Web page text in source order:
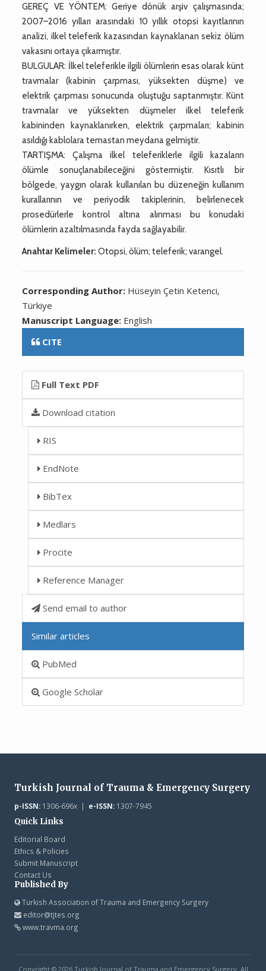
GEREÇ VE YÖNTEM: Geriye dönük arşiv çalışmasında;
2007–2016 yılları arasındaki 10 yıllık otopsi kayıtlarının
analizi, ilkel teleferik kazasından kaynaklanan sekiz ölüm
vakasını ortaya çıkarmıştır.
BULGULAR: İlkel teleferikle ilgili ölümlerin esas olarak künt
travmalar (kabinin çarpması, yüksekten düşme) ve
elektrik çarpması sonucunda oluştuğu saptanmıştır. Künt
travmalar ve yüksekten düşmeler ilkel teleferik
kabininden kaynaklanırken, elektrik çarpmaları; kabinin
asıldığı kablolara temastan meydana gelmiştir.
TARTIŞMA: Çalışma ilkel teleferiklerle ilgili kazaların
ölümle sonuçlanabileceğini göstermiştir. Kısıtlı bir
bölgede, yaygın olarak kullanılan bu düzeneğin kullanım
kurallarının ve periyodik takiplerinin, belirlenecek
prosedürlerle kontrol altına alınması bu konudaki
ölümlerin azaltılmasında fayda sağlayabilir.
Anahtar Kelimeler: Otopsi, ölüm; teleferik; varangel.
Corresponding Author: Hüseyin Çetin Ketenci,
Türkiye
Manuscript Language: English
CITE
Full Text PDF
Download citation
RIS
EndNote
BibTex
Medlars
Procite
Reference Manager
Send email to author
Similar articles
PubMed
Google Scholar
Turkish Journal of Trauma & Emergency Surgery
p-ISSN:1306-696x | e-ISSN:1307-7945
Quick Links
Editorial Board
Ethics & Policies
Submit Manuscript
Contact Us
Published By
Turkish Association of Trauma and Emergency Surgery
editor@tjtes.org
www.travma.org
Copyright © 2026 Turkish Journal of Trauma and Emergency Surgery. All